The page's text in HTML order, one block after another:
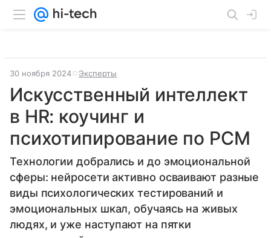
30 ноября 2024 Эксперты
Искусственный интеллект
в HR: коучинг и
психотипирование по PCM
Технологии добрались и до эмоциональной
сферы: нейросети активно осваивают разные
виды психологических тестирований и
эмоциональных шкал, обучаясь на живых
людях, и уже наступают на пятки